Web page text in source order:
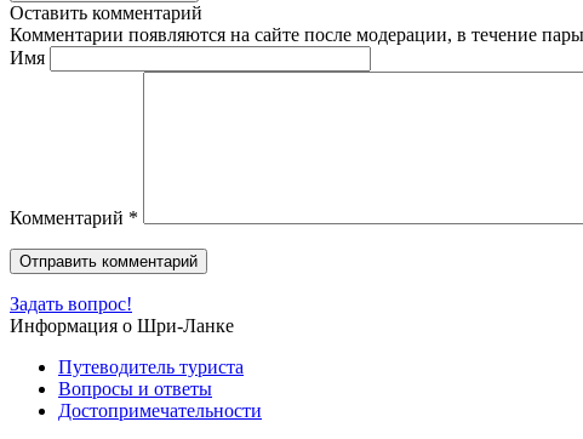
Оставить комментарий
Комментарии появляются на сайте после модерации, в течение
Имя
Комментарий *
Задать вопрос!
Информация о Шри-Ланке
Путеводитель туриста
Вопросы и ответы
Достопримечательности